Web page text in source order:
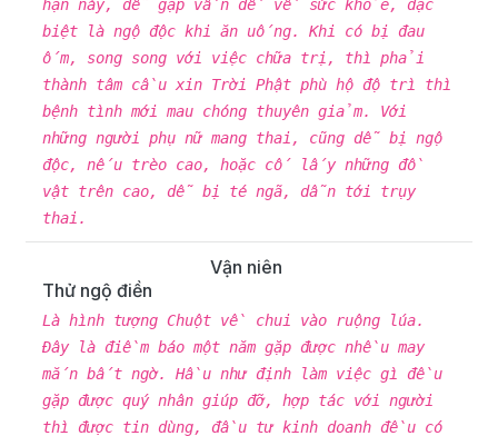
hạn này, dễ gặp vấn đề về sức khỏe, đặc
biệt là ngộ độc khi ăn uống. Khi có bị đau
ốm, song song với việc chữa trị, thì phải
thành tâm cầu xin Trời Phật phù hộ độ trì thì
bệnh tình mới mau chóng thuyên giảm. Với
những người phụ nữ mang thai, cũng dễ bị ngộ
độc, nếu trèo cao, hoặc cố lấy những đồ
vật trên cao, dễ bị té ngã, dẫn tới trụy
thai.
Vận niên
Thử ngộ điền
Là hình tượng Chuột về chui vào ruộng lúa.
Đây là điềm báo một năm gặp được nhều may
mắn bất ngờ. Hầu như định làm việc gì đều
gặp được quý nhân giúp đỡ, hợp tác với người
thì được tin dùng, đầu tư kinh doanh đều có